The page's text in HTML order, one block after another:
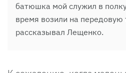
батюшка мой служил в
время возили на передовую
рассказывал Лещенко.